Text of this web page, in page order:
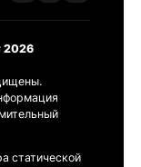
2026
статической